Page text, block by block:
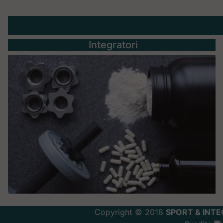
Integratori
Copyright © 2018 SPORT &